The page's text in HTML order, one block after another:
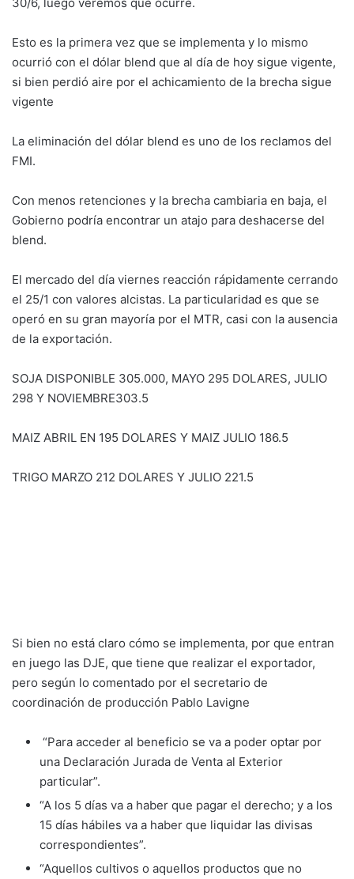
Esto es la primera vez que se implementa y lo mismo
ocurrió con el dólar blend que al día de hoy sigue vigente,
si bien perdió aire por el achicamiento de la brecha sigue
vigente
La eliminación del dólar blend es uno de los reclamos del
FMI.
Con menos retenciones y la brecha cambiaria en baja, el
Gobierno podría encontrar un atajo para deshacerse del
blend.
El mercado del día viernes reacción rápidamente cerrando
el 25/1 con valores alcistas. La particularidad es que se
operó en su gran mayoría por el MTR, casi con la ausencia
de la exportación.
SOJA DISPONIBLE 305.000, MAYO 295 DOLARES, JULIO
298 Y NOVIEMBRE303.5
MAIZ ABRIL EN 195 DOLARES Y MAIZ JULIO 186.5
TRIGO MARZO 212 DOLARES Y JULIO 221.5
Si bien no está claro cómo se implementa, por que entran
en juego las DJE, que tiene que realizar el exportador,
pero según lo comentado por el secretario de
coordinación de producción Pablo Lavigne
“Para acceder al beneficio se va a poder optar por
una Declaración Jurada de Venta al Exterior
particular”.
“A los 5 días va a haber que pagar el derecho; y a los
15 días hábiles va a haber que liquidar las divisas
correspondientes”.
“Aquellos cultivos o aquellos productos que no